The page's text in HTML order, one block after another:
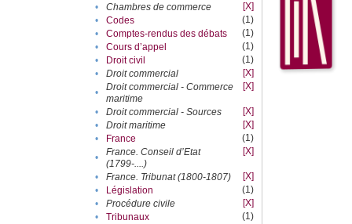
•
Chambres de commerce
[X]
•
Codes
(1)
•
Comptes-rendus des débats
(1)
•
Cours d’appel
(1)
•
Droit civil
(1)
•
Droit commercial
[X]
•
Droit commercial - Commerce
maritime
[X]
• Droit commercial - Sources
[X]
•
Droit maritime
[X]
•
France
(1)
•
France. Conseil d’Etat
(1799-....)
[X]
• France. Tribunat (1800-1807)
[X]
•
Législation
(1)
•
Procédure civile
[X]
•
Tribunaux
(1)